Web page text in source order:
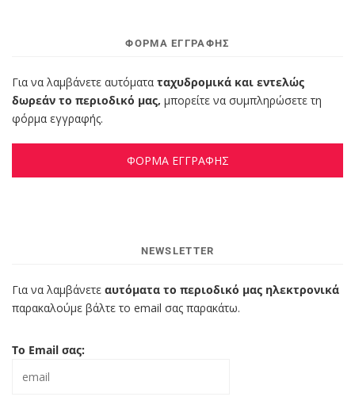
ΦΌΡΜΑ ΕΓΓΡΑΦΉΣ
Για να λαμβάνετε αυτόματα ταχυδρομικά και εντελώς
δωρεάν το περιοδικό μας, μπορείτε να συμπληρώσετε τη
φόρμα εγγραφής.
ΦΟΡΜΑ ΕΓΓΡΑΦΗΣ
NEWSLETTER
Για να λαμβάνετε αυτόματα το περιοδικό μας ηλεκτρονικά
παρακαλούμε βάλτε το email σας παρακάτω.
Το Email σας: